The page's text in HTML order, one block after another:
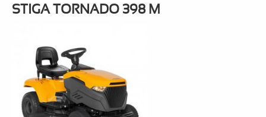
STIGA TORNADO 398 M